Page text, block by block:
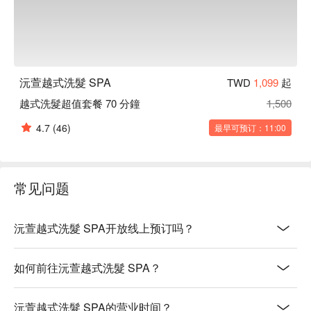
沅萱越式洗髮 SPA TWD 1,099 起
越式洗髮超值套餐 70 分鐘
1,500
4.7 (46) 最早可预订：11:00
常见问题
沅萱越式洗髮 SPA开放线上预订吗？
如何前往沅萱越式洗髮 SPA？
沅萱越式洗髮 SPA的营业时间？